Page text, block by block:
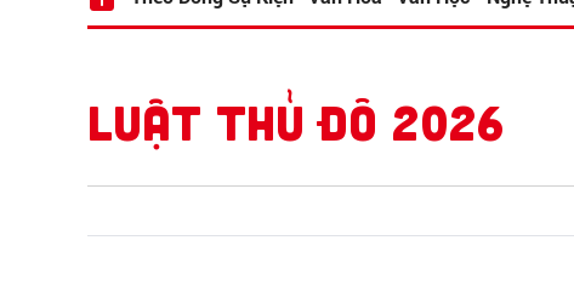
LUẬT THỦ ĐÔ 2026